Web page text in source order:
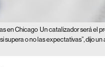
en Chicago Un catalizador será el
supera o no las expectativas”, dijo